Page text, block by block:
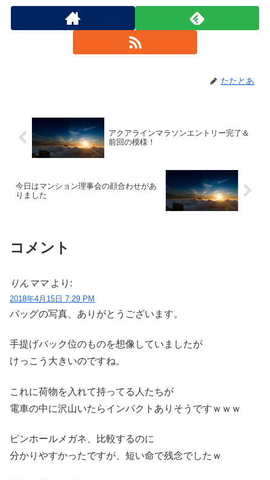
たたとあ
アクアラインマラソンエントリー完了＆
前回の模様！
今日はマンション理事会の顔合わせがあ
りました
コメント
りんママ より:
2018年4月15日 7:29 PM
バッグの写真、ありがとうございます。
手提げバック位のものを想像していましたが
けっこう大きいのですね。
これに荷物を入れて持ってる人たちが
電車の中に沢山いたらインパクトありそうですｗｗｗ
ピンホールメガネ、比較するのに
分かりやすかったですが、短い命で残念でしたｗ